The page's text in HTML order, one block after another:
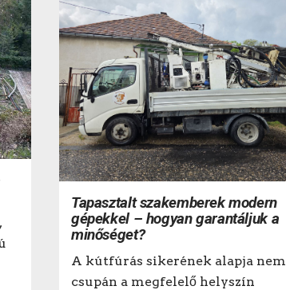
Tapasztalt szakemberek modern
gépekkel – hogyan garantáljuk a
minőséget?
A kútfúrás sikerének alapja nem
csupán a megfelelő helyszín